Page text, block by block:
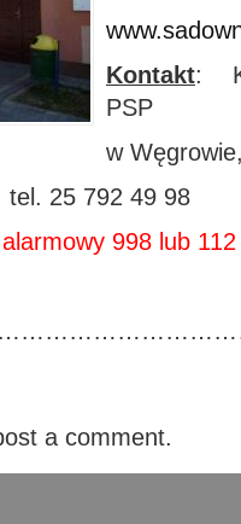
Kontakt:
PSP
w
tel. 25 792 49 98
998 lub 112
a comment.